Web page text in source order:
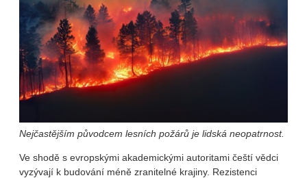
Nejčastějším původcem lesních požárů je lidská neopatrnost.
Ve shodě s evropskými akademickými autoritami čeští vědci
vyzývají k budování méně zranitelné krajiny. Rezistenci